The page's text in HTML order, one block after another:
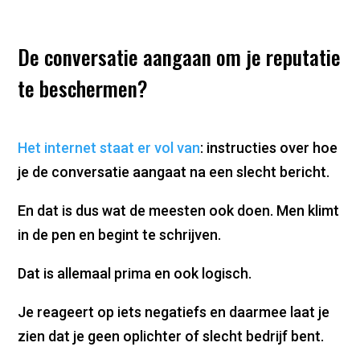
De conversatie aangaan om je reputatie
te beschermen?
Het internet staat er vol van: instructies over hoe
je de conversatie aangaat na een slecht bericht.
En dat is dus wat de meesten ook doen. Men klimt
in de pen en begint te schrijven.
Dat is allemaal prima en ook logisch.
Je reageert op iets negatiefs en daarmee laat je
zien dat je geen oplichter of slecht bedrijf bent.